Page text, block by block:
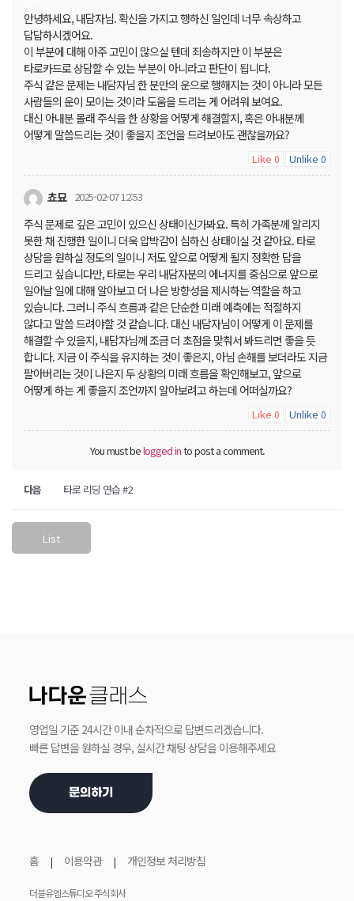
안녕하세요, 내담자님. 확신을 가지고 행하신 일인데 너무 속상하고
답답하시겠어요.
이 부분에 대해 아주 고민이 많으실 텐데 죄송하지만 이 부분은
타로카드로 상담할 수 있는 부분이 아니라고 판단이 됩니다.
주식 같은 문제는 내담자님 한 분만의 운으로 행해지는 것이 아니라 모든
사람들의 운이 모이는 것이라 도움을 드리는 게 어려워 보여요.
대신 아내분 몰래 주식을 한 상황을 어떻게 해결할지, 혹은 아내분께
어떻게 말씀드리는 것이 좋을지 조언을 드려보아도 괜찮을까요?
Like 0 Unlike 0
쵸묘 2025-02-07 12:53
주식 문제로 깊은 고민이 있으신 상태이신가봐요. 특히 가족분께 알리지
못한 채 진행한 일이니 더욱 압박감이 심하신 상태이실 것 같아요. 타로
상담을 원하실 정도의 일이니 저도 앞으로 어떻게 될지 정확한 답을
드리고 싶습니다만, 타로는 우리 내담자분의 에너지를 중심으로 앞으로
일어날 일에 대해 알아보고 더 나은 방향성을 제시하는 역할을 하고
있습니다. 그러니 주식 흐름과 같은 단순한 미래 예측에는 적절하지
않다고 말씀 드려야할 것 같습니다. 대신 내담자님이 어떻게 이 문제를
해결할 수 있을지, 내담자님께 조금 더 초점을 맞춰서 봐드리면 좋을 듯
합니다. 지금 이 주식을 유지하는 것이 좋은지, 아님 손해를 보더라도 지금
팔아버리는 것이 나은지 두 상황의 미래 흐름을 확인해보고, 앞으로
어떻게 하는 게 좋을지 조언까지 알아보려고 하는데 어떠실까요?
Like 0 Unlike 0
You must belogged into post a comment.
타로 리딩 연습 #2
다음
List
영업일 기준 24시간 이내 순차적으로 답변드리겠습니다.
빠른 답변을 원하실 경우, 실시간 채팅 상담을 이용해주세요
문의하기
홈 이용약관 개인정보 처리방침
더블유엠스튜디오 주식회사